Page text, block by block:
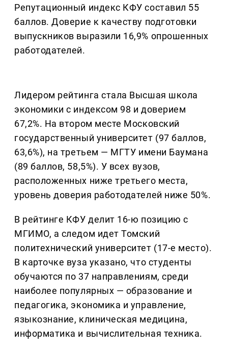
Репутационный индекс КФУ составил 55
баллов. Доверие к качеству подготовки
выпускников выразили 16,9% опрошенных
работодателей.
Лидером рейтинга стала Высшая школа
экономики с индексом 98 и доверием
67,2%. На втором месте Московский
государственный университет (97 баллов,
63,6%), на третьем — МГТУ имени Баумана
(89 баллов, 58,5%). У всех вузов,
расположенных ниже третьего места,
уровень доверия работодателей ниже 50%.
В рейтинге КФУ делит 16-ю позицию с
МГИМО, а следом идет Томский
политехнический университет (17-е место).
В карточке вуза указано, что студенты
обучаются по 37 направлениям, среди
наиболее популярных — образование и
педагогика, экономика и управление,
языкознание, клиническая медицина,
информатика и вычислительная техника.